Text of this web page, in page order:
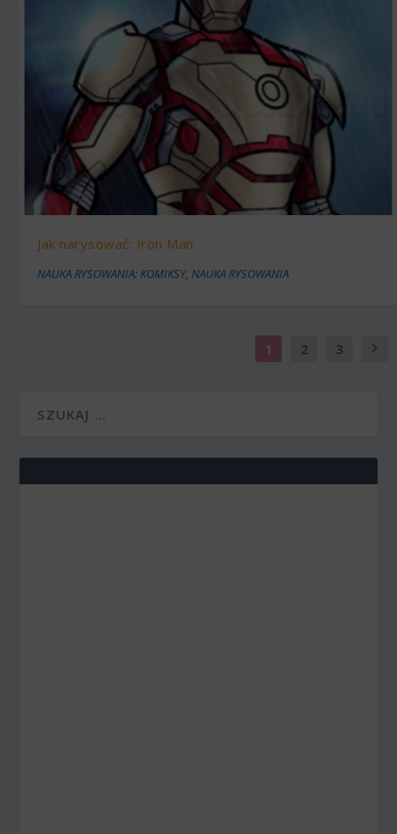
Jak narysować: Iron Man
NAUKA RYSOWANIA: KOMIKSY,NAUKA RYSOWANIA
1 2 3